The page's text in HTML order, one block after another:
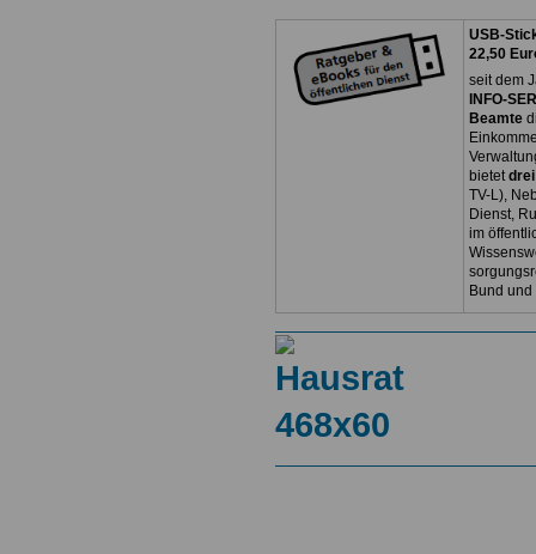
USB-
22,50
seit dem
INFO-
Beamte
bietet
TV-L),
Dienst,
im
Bund